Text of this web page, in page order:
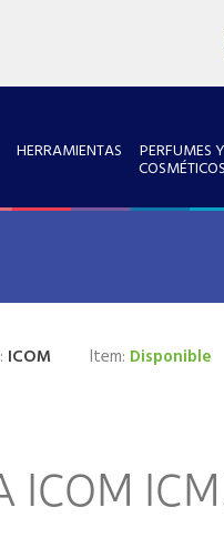
HERRAMIENTAS PERFUMES Y
COSMÉTICOS
ICOM Item: Disponible
ICOM